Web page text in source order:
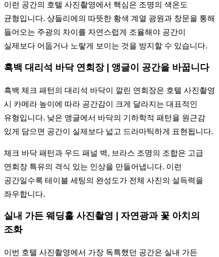
이런 공간의 호텔 사진촬영에서 핵심은 조명의 색온도
균형입니다. 샹들리에의 따뜻한 황색 계열 광원과 창문을 통해
들어오는 주광의 차이를 자연스럽게 조율해야 공간이
실제보다 어둡거나 노랗게 보이는 것을 방지할 수 있습니다.
흑백 대리석 바닥 연회장 | 앵글이 공간을 바꿉니다
흑백 체크 패턴의 대리석 바닥이 깔린 연회장은 호텔 사진촬영
시 카메라 높이에 따라 공간감이 크게 달라지는 대표적인
유형입니다. 낮은 앵글에서 바닥의 기하학적 패턴을 원근감
있게 담으면 공간이 실제보다 넓고 드라마틱하게 표현됩니다.
체크 바닥 패턴과 우드 패널 벽, 브라스 조명의 조합은 고급
연회장 특유의 격식 있는 인상을 만들어냅니다. 이런
공간일수록 테이블 세팅의 완성도가 전체 사진의 설득력을
좌우합니다.
실내 가든 웨딩홀 사진촬영 | 자연광과 꽃 아치의
조화
이번 호텔 사진촬영에서 가장 독특했던 공간은 실내 가든